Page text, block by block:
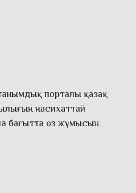
порталы қазақ
насихаттай
бағытта өз жұмысын